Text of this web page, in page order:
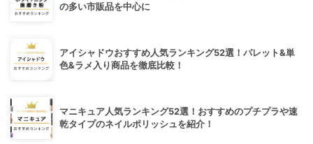
の多い市販品を中心に
アイシャドウおすすめ人気ランキング52選！パレット&単
色&ラメ入り商品を徹底比較！
マニキュア人気ランキング52選！おすすめのプチプラや速
乾タイプのネイルポリッシュを紹介！